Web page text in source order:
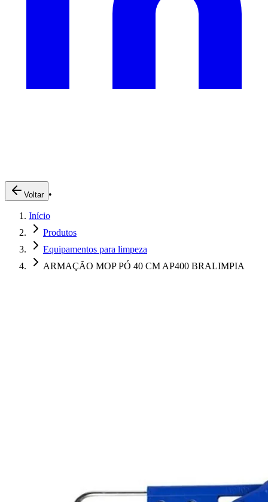
Pedidos Online
Trabalhe Conosco
Voltar •
Início
Produtos
Equipamentos para limpeza
ARMAÇÃO MOP PÓ 40 CM AP400 BRALIMPIA